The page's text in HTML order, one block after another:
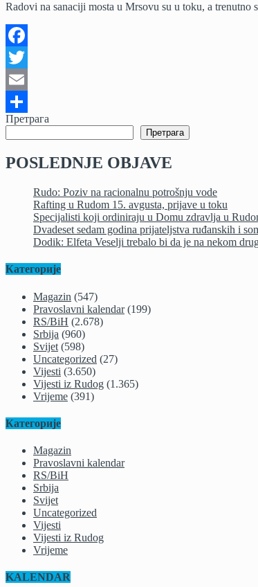
Radovi na sanaciji mosta u Mrsovu su u toku, a
Facebook
Twitter
Email
Share
Претрага
Претрага
POSLEDNJE OBJAVE
Rudo: Poziv na racionalnu potrošnju vode
Rafting u Rudom 15. avgusta, prijave u toku
Specijalisti koji ordiniraju u Domu zdravlja u
Dvadeset sedam godina prijateljstva ruđanskih i
Dodik: Elfeta Veselji trebalo bi da je na nekom
Категорије
Magazin (547)
Pravoslavni kalendar(199)
RS/BiH (2.678)
Srbija (960)
Svijet (598)
Uncategorized (27)
Vijesti (3.650)
Vijesti iz Rudog (1.365)
Vrijeme (391)
Категорије
Magazin
Pravoslavni kalendar
RS/BiH
Srbija
Svijet
Uncategorized
Vijesti
Vijesti iz Rudog
Vrijeme
KALENDAR